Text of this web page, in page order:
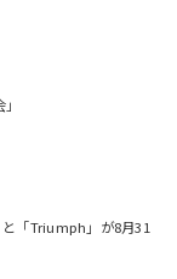
と「Triumph」が8月31